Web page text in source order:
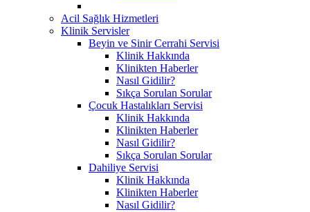
Acil Sağlık Hizmetleri
Klinik Servisler
Beyin ve Sinir Cerrahi Servisi
Klinik Hakkında
Klinikten Haberler
Nasıl Gidilir?
Sıkça Sorulan Sorular
Çocuk Hastalıkları Servisi
Klinik Hakkında
Klinikten Haberler
Nasıl Gidilir?
Sıkça Sorulan Sorular
Dahiliye Servisi
Klinik Hakkında
Klinikten Haberler
Nasıl Gidilir?